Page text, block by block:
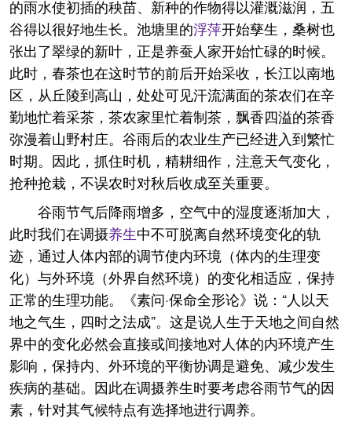
的雨水使初插的秧苗、新种的作物得以灌溉滋润，五
谷得以很好地生长。池塘里的浮萍开始孳生，桑树也
张出了翠绿的新叶，正是养蚕人家开始忙碌的时候。
此时，春茶也在这时节的前后开始采收，长江以南地
区，从丘陵到高山，处处可见汗流满面的茶农们在辛
勤地忙着采茶，茶农家里忙着制茶，飘香四溢的茶香
弥漫着山野村庄。谷雨后的农业生产已经进入到繁忙
时期。因此，抓住时机，精耕细作，注意天气变化，
抢种抢栽，不误农时对秋后收成至关重要。
谷雨节气后降雨增多，空气中的湿度逐渐加大，
此时我们在调摄养生中不可脱离自然环境变化的轨
迹，通过人体内部的调节使内环境（体内的生理变
化）与外环境（外界自然环境）的变化相适应，保持
正常的生理功能。《素问·保命全形论》说：“人以天
地之气生，四时之法成”。这是说人生于天地之间自然
界中的变化必然会直接或间接地对人体的内环境产生
影响，保持内、外环境的平衡协调是避免、减少发生
疾病的基础。因此在调摄养生时要考虑谷雨节气的因
素，针对其气候特点有选择地进行调养。